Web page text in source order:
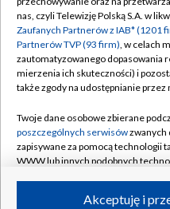
Emisja w TVP
Centrum informacji TVP
Naziemna Telewizja
Rada Programowa
System NOS
Informacje o nadawcy
nas, czyli Telewizję Polską S.A. w
Zaufanych Partnerów z IAB* (1201
Partnerów TVP (93 firm), w celach
zautomatyzowanego dopasowania
mierzenia ich skuteczności) i
także zgody na udostępnianie przez
Twoje dane osobowe zbierane
poszczególnych serwisówzwanych
zapisywane za pomocą technologii
WWW lub innych podobnych
ruchu w Internecie.Akceptuję i